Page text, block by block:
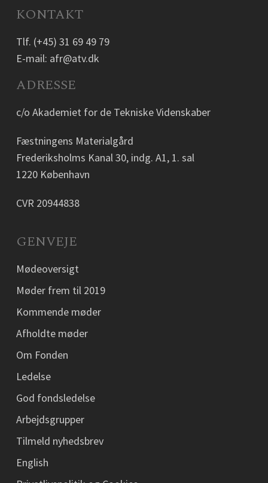
KONTAKT
Tlf. (+45) 31 69 49 79
E-mail: afr@atv.dk
ADRESSE
c/o Akademiet for de Tekniske Videnskaber
Fæstningens Materialgård
Frederiksholms Kanal 30, indg. A1, 1. sal
1220 København
CVR 20944838
GENVEJE
Mødeoversigt
Møder frem til 2019
Kommende møder
Afholdte møder
Om Fonden
Ledelse
God fondsledelse
Arbejdsgrupper
Tilmeld nyhedsbrev
English